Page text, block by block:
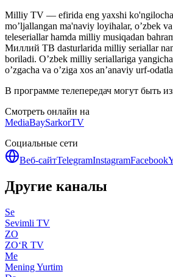
Milliy TV — efirida eng yaxshi
mo’ljallangan ma'naviy loyihalar, o’zbek
teleseriallar hamda milliy musiqadan
Миллий ТВ dasturlarida milliy seriallar
boriladi. O’zbek milliy seriallariga
o’zgacha va o’ziga xos an’anaviy urf-
В программе телепередач могут быть
Смотреть онлайн на
MediaBaySarkorTV
Социальные сети
Веб-сайтTelegramInstagramFacebook
Другие каналы
Se
Sevimli TV
ZO
ZO‘R TV
Me
Mening Yurtim